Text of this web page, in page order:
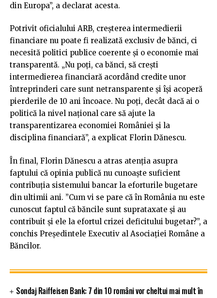
din Europa”, a declarat acesta.
Potrivit oficialului ARB, creșterea intermedierii
financiare nu poate fi realizată exclusiv de bănci, ci
necesită politici publice coerente și o economie mai
transparentă. „Nu poți, ca bănci, să crești
intermedierea financiară acordând credite unor
întreprinderi care sunt netransparente și își acoperă
pierderile de 10 ani încoace. Nu poți, decât dacă ai o
politică la nivel național care să ajute la
transparentizarea economiei României și la
disciplina financiară”, a explicat Florin Dănescu.
În final, Florin Dănescu a atras atenția asupra
faptului că opinia publică nu cunoaște suficient
contribuția sistemului bancar la eforturile bugetare
din ultimii ani. ”Cum vi se pare că în România nu este
cunoscut faptul că băncile sunt suprataxate și au
contribuit și ele la efortul crizei deficitului bugetar?”, a
conchis Președintele Executiv al Asociației Române a
Băncilor.
Sondaj Raiffeisen Bank: 7 din 10 români vor cheltui mai mult în